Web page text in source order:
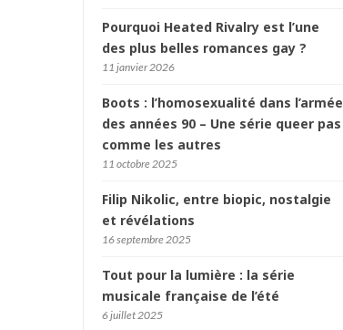
Pourquoi Heated Rivalry est l’une
des plus belles romances gay ?
11 janvier 2026
Boots : l’homosexualité dans l’armée
des années 90 – Une série queer pas
comme les autres
11 octobre 2025
Filip Nikolic, entre biopic, nostalgie
et révélations
16 septembre 2025
Tout pour la lumière : la série
musicale française de l’été
6 juillet 2025